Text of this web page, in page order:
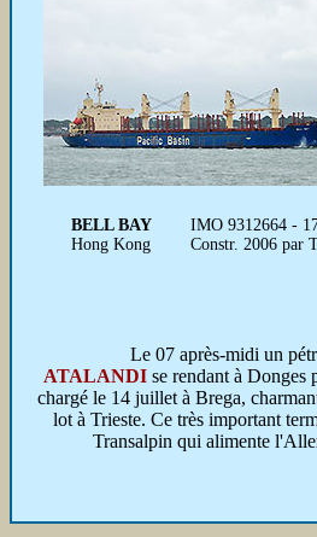
BELL BAY
Hong Kong
IMO 9312664 -
Constr. 2006 par
Le 07 après-midi un
ATALANDI se rendant à Donges
chargé le 14 juillet à Brega,
lot à Trieste. Ce très important
Transalpin qui alimente